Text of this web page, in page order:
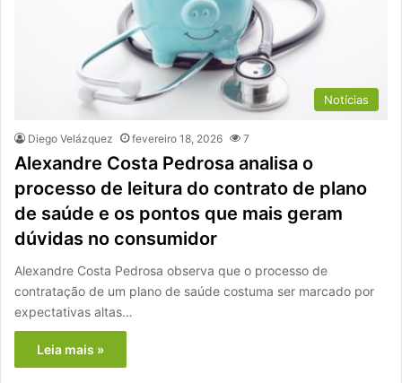
Notícias
Diego Velázquez fevereiro 18, 2026 7
Alexandre Costa Pedrosa analisa o
processo de leitura do contrato de plano
de saúde e os pontos que mais geram
dúvidas no consumidor
Alexandre Costa Pedrosa observa que o processo de
contratação de um plano de saúde costuma ser marcado por
expectativas altas…
Leia mais »